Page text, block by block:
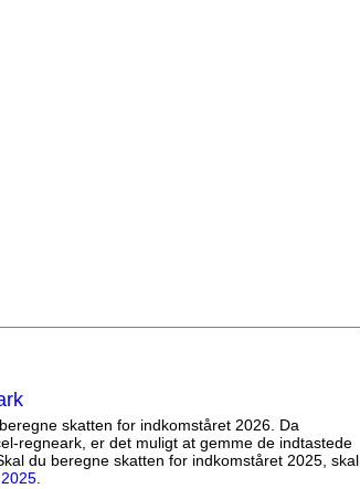
skatten for indkomståret 2026. Da
regneark, er det muligt at gemme de indtastede
du beregne skatten for indkomståret 2025, skal
.